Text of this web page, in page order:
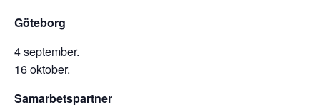
Göteborg
4 september.
16 oktober.
Samarbetspartner